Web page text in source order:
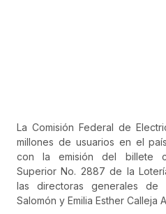
La Comisión Federal de
millones de usuarios en el
con la emisión del billete
Superior No. 2887 de la
las directoras generales de
Salomón y Emilia Esther Calleja